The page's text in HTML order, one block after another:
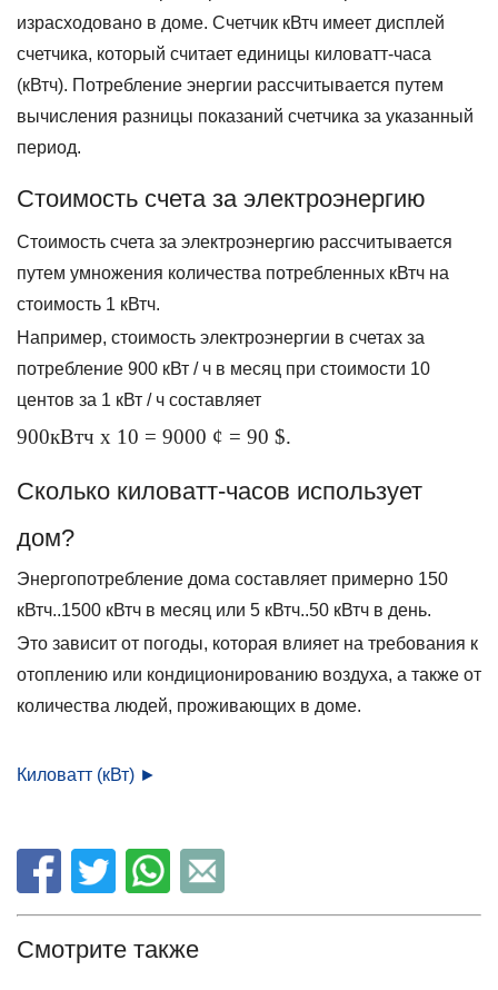
израсходовано в доме. Счетчик кВтч имеет дисплей
счетчика, который считает единицы киловатт-часа
(кВтч). Потребление энергии рассчитывается путем
вычисления разницы показаний счетчика за указанный
период.
Стоимость счета за электроэнергию
Стоимость счета за электроэнергию рассчитывается
путем умножения количества потребленных кВтч на
стоимость 1 кВтч.
Например, стоимость электроэнергии в счетах за
потребление 900 кВт / ч в месяц при стоимости 10
центов за 1 кВт / ч составляет
900кВтч x 10 = 9000 ¢ = 90 $.
Сколько киловатт-часов использует
дом?
Энергопотребление дома составляет примерно 150
кВтч..1500 кВтч в месяц или 5 кВтч..50 кВтч в день.
Это зависит от погоды, которая влияет на требования к
отоплению или кондиционированию воздуха, а также от
количества людей, проживающих в доме.
Киловатт (кВт) ►
Смотрите также